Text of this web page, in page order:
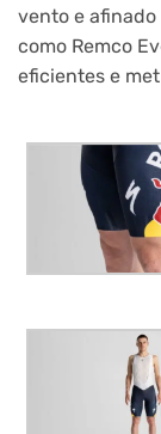
vento e
como Remco
eficientes e